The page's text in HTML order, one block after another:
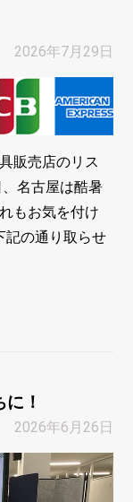
2026年7月29日
販売店のリス
名古屋は酷暑
もお気を付け
記の通り取らせ
！
2026年6月26日